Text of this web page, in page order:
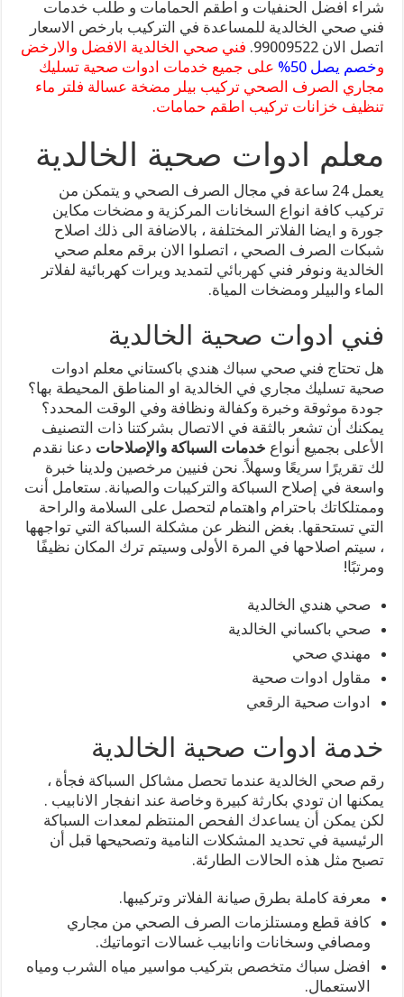
شراء افضل الحنفيات و اطقم الحمامات و طلب خدمات
فني صحي الخالدية للمساعدة في التركيب بارخص الاسعار
اتصل الان 99009522.
فني صحي الخالدية الافضل والارخض
وخصم يصل 50%
على جميع خدمات ادوات صحية تسليك
مجاري الصرف الصحي تركيب بيلر مضخة عسالة فلتر ماء
تنظيف خزانات تركيب اطقم حمامات.
معلم ادوات صحية الخالدية
يعمل 24 ساعة في مجال الصرف الصحي و يتمكن من
تركيب كافة انواع السخانات المركزية و مضخات مكاين
جورة و ايضا الفلاتر المختلفة ، بالاضافة الى ذلك اصلاح
شبكات الصرف الصحي ، اتصلوا الان برقم معلم صحي
الخالدية ونوفر فنيكهربائي لتمديد ويرات كهربائية لفلاتر
الماء والبيلر ومضخات المياة.
فني ادوات صحية الخالدية
هل تحتاج فني صحي سباك هندي باكستاني معلم ادوات
صحية تسليك مجاري في الخالدية او المناطق المحيطة بها؟
جودة موثوقة وخبرة وكفالة ونظافة وفي الوقت المحدد؟
يمكنك أن تشعر بالثقة في الاتصال بشركتنا ذات التصنيف
الأعلى بجميع أنواع خدمات السباكة والإصلاحات دعنا نقدم
لك تقريرًا سريعًا وسهلاً. نحن فنيين مرخصين ولدينا خبرة
واسعة في إصلاح السباكة والتركيبات والصيانة. ستعامل أنت
وممتلكاتك باحترام واهتمام لتحصل على السلامة والراحة
التي تستحقها. بغض النظر عن مشكلة السباكة التي تواجهها
، سيتم اصلاحها في المرة الأولى وسيتم ترك المكان نظيفًا
ومرتبًا!
صحي هندي الخالدية
صحي باكساني الخالدية
مهندي صحي
مقاول ادوات صحية
ادوات صحية الرقعي
خدمة ادوات صحية الخالدية
رقم صحي الخالدية عندما تحصل مشاكل السباكة فجأة ،
يمكنها ان تودي بكارثة كبيرة وخاصة عند انفجار الانابيب .
لكن يمكن أن يساعدك الفحص المنتظم لمعدات السباكة
الرئيسية في تحديد المشكلات النامية وتصحيحها قبل أن
تصبح مثل هذه الحالات الطارئة.
معرفة كاملة بطرق صيانة الفلاتر وتركيبها.
كافة قطع ومستلزمات الصرف الصحي من مجاري
ومصافي وسخانات وانابيب غسالات اتوماتيك.
افضل سباك متخصص بتركيب مواسير مياه الشرب ومياه
الاستعمال.